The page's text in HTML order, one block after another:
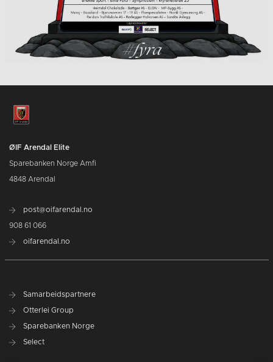
ØIF Arendal Elite
Sparebanken Norge Amfi
4848 Arendal
post@oifarendal.no
908 61 066
oifarendal.no
Samarbeidspartnere
Otterlei Group
Sparebanken Norge
Select